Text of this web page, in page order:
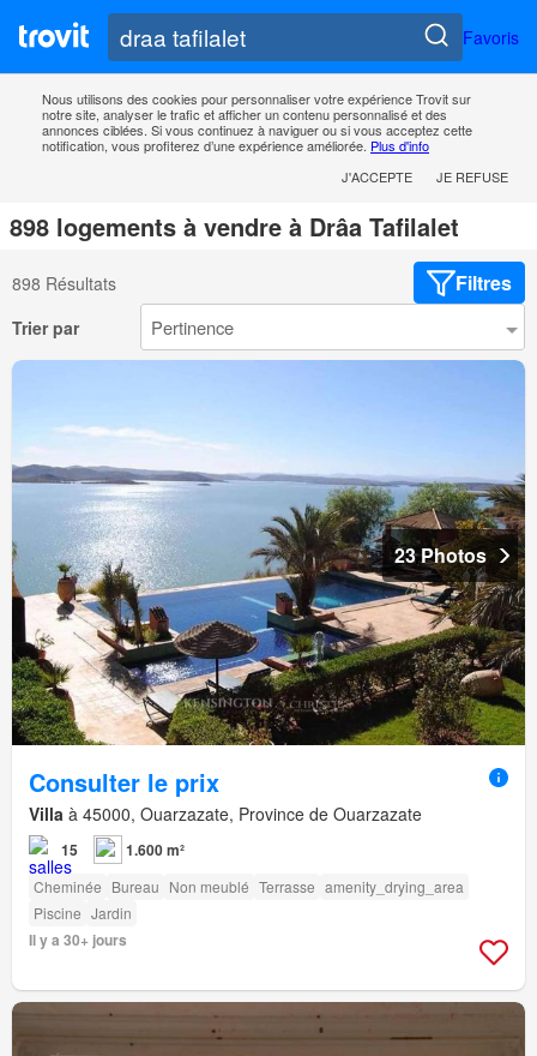
Favoris
Nous utilisons des cookies pour personnaliser votre expérience Trovit sur
notre site, analyser le trafic et afficher un contenu personnalisé et des
annonces ciblées. Si vous continuez à naviguer ou si vous acceptez cette
notification, vous profiterez d’une expérience améliorée. Plus d'info
J'ACCEPTE
JE REFUSE
898 logements à vendre à Drâa Tafilalet
898 Résultats Filtres
Trier par
23 Photos
Consulter le prix
Villa à 45000, Ouarzazate, Province de Ouarzazate
15 1.600 m²
Cheminée Bureau Non meublé Terrasse amenity_drying_area
Piscine Jardin
Il y a 30+ jours